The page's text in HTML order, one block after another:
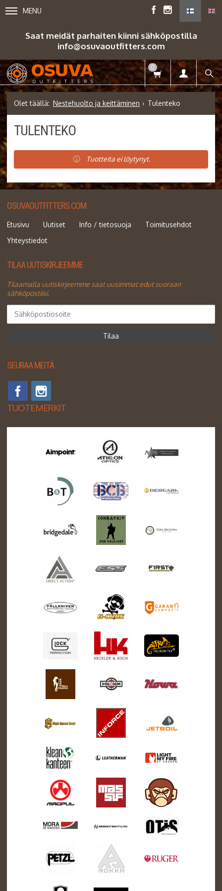
MENU
Saat meidät parhaiten kiinni sähköpostilla
info@osuvaoutfitters.com
0
Nestehuolto ja keittäminen Tulenteko
TULENTEKO
Tuotteita ei löytynyt.
OSUVAOUTFITTERS.COM
Etusivu Uutiset Info / tietosuoja
Toimitusehdot
Yhteystiedot
TILAA UUTISKIRJEEMME
Tilaamalla uutiskirjeemme saat uusimmat edut suoraan
sähköpostiisi.
Tilaa
SEURAA MEITÄ
TUOTEMERKIT